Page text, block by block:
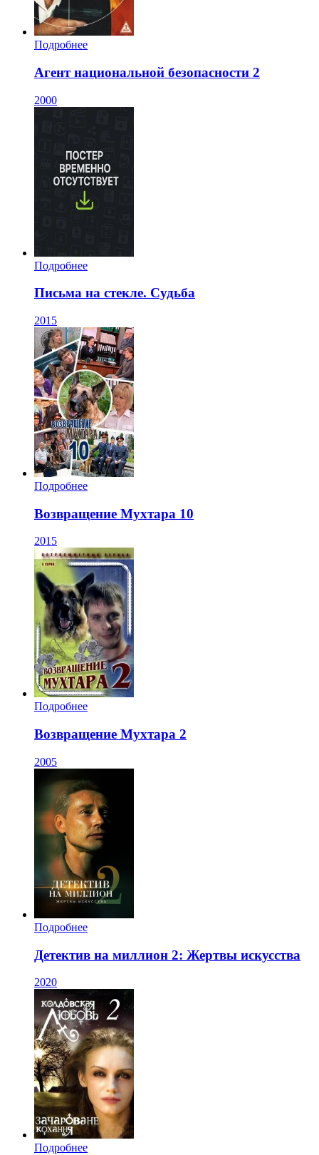
Подробнее
Агент национальной безопасности 2
2000
Подробнее
Письма на стекле. Судьба
2015
Подробнее
Возвращение Мухтара 10
2015
Подробнее
Возвращение Мухтара 2
2005
Подробнее
Детектив на миллион 2: Жертвы искусства
2020
Подробнее